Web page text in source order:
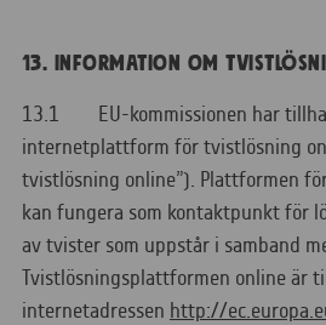
13. INFORMATION OM
13.1 EU-kommissionen har
internetplattform för tvistlösning
tvistlösning online”). Plattformen
kan fungera som kontaktpunkt för
av tvister som uppstår i samband
Tvistlösningsplattformen online är
internetadressen http://